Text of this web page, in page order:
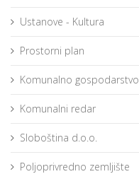
Ustanove - Kultura
Prostorni plan
Komunalno gospodarstvo
Komunalni redar
Sloboština d.o.o.
Poljoprivredno zemljište